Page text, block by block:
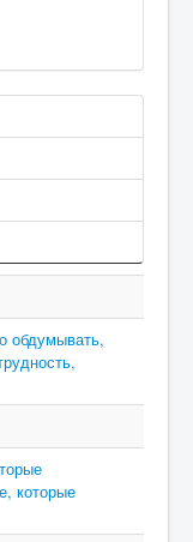
обдумывать,
которые